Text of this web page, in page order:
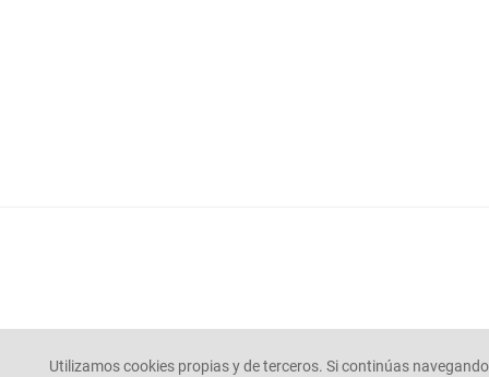
Utilizamos cookies propias y de terceros. Si continúas
© Mercaldas 2025. todos los derechos reservados.